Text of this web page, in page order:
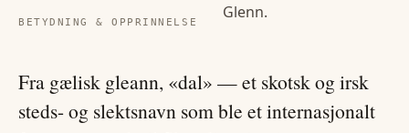
BETYDNING & OPPRINNELSE
Glenn.
Fra gælisk gleann, «dal» — et skotsk og irsk
steds- og slektsnavn som ble et internasjonalt